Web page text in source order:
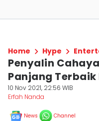
Home Hype
Penyalin
Panjang Terbaik
10 Nov 2021, 22:56 WIB
Erfah Nanda
News Channel